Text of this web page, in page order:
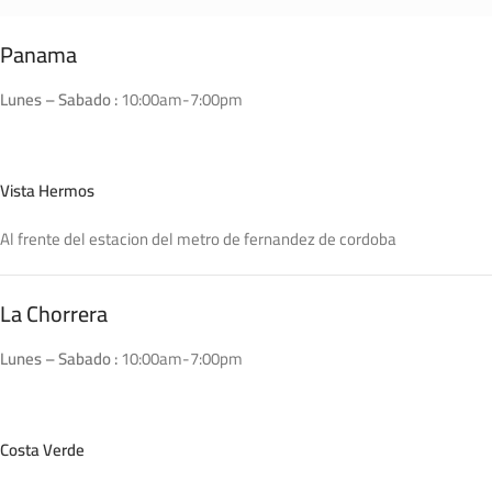
Panama
Lunes – Sabado :10:00am-7:00pm
Vista Hermos
Al frente del estacion del metro de fernandez de cordoba
La Chorrera
Lunes – Sabado :10:00am-7:00pm
Costa Verde